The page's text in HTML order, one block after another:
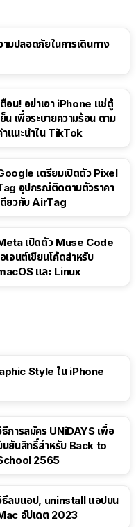
มปลอดภัยในการเดินทาง
ตือน! อย่าเอา iPhone แช่ตู้
ย็น เพื่อระบายความร้อน ตาม
ำแนะนำใน TikTok
เตรียมเปิดตัว Pixel
อุปกรณ์ติดตามตัวราคา
ดียวกับ AirTag
เปิดตัว Muse Code
อเจนต์เขียนโค้ดสำหรับ
และ Linux
Style ใน iPhone
ธีการสมัคร UNiDAYS เพื่อ
นยันสิทธิ์สำหรับ Back to
2565
ธีลบแอป, uninstall แอปบน
อัปเดต 2023